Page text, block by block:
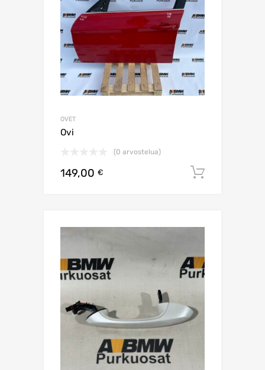
OVET
Ovi
(0 arvostelua)
149,00 €